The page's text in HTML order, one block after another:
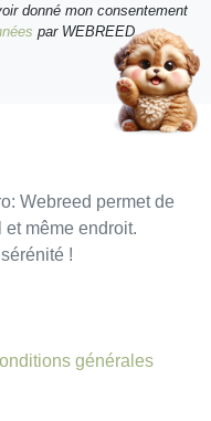
donné mon consentement
par WEBREED.
Webreed permet de
même endroit.
!
générales